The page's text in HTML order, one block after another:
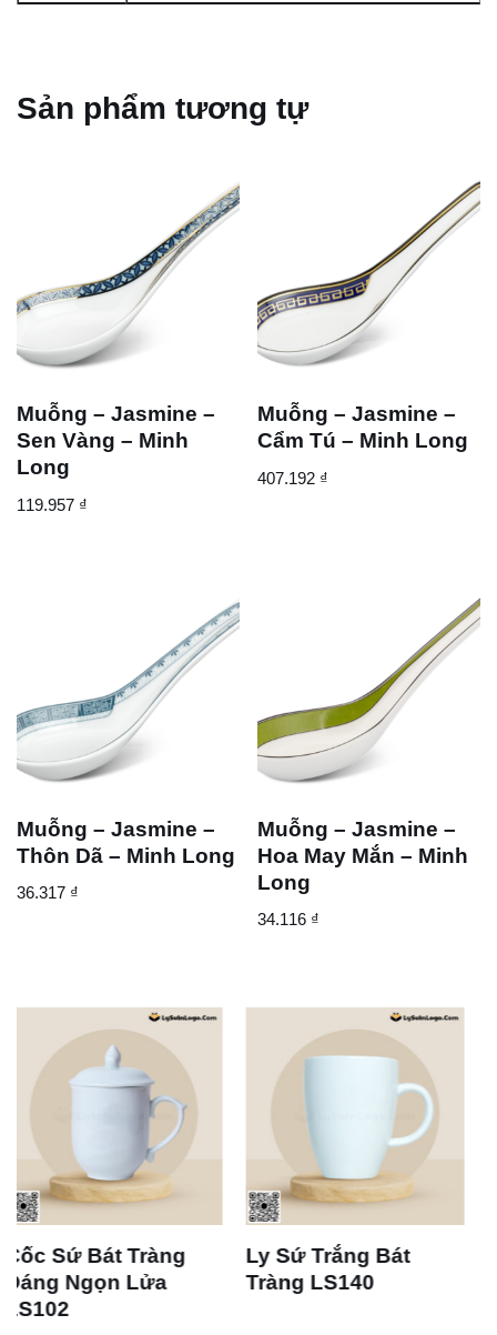
Sản phẩm tương tự
Muỗng – Jasmine –
Sen Vàng – Minh
Long
119.957 ₫
Muỗng – Jasmine –
Cẩm Tú – Minh Long
407.192 ₫
Muỗng – Jasmine –
Thôn Dã – Minh Long
36.317 ₫
Muỗng – Jasmine –
Hoa May Mắn – Minh
Long
34.116 ₫
Ly Sứ Trắng Bát
Tràng LS140
Bộ Ly Sứ Trắng
Tràng LS133